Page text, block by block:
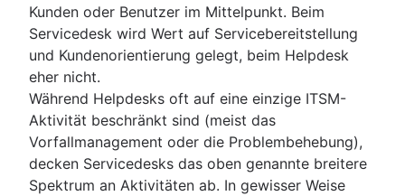
Kunden oder Benutzer im Mittelpunkt. Beim
Servicedesk wird Wert auf Servicebereitstellung
und Kundenorientierung gelegt, beim Helpdesk
eher nicht.
Während Helpdesks oft auf eine einzige ITSM-
Aktivität beschränkt sind (meist das
Vorfallmanagement oder die Problembehebung),
decken Servicedesks das oben genannte breitere
Spektrum an Aktivitäten ab. In gewisser Weise